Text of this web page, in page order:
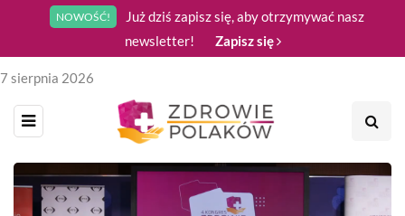
NOWOŚĆ!
Już dziś zapisz się, aby otrzymywać nasz
newsletter!
Zapisz się
7 sierpnia 2026